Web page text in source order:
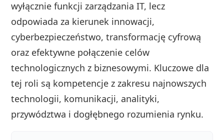
wyłącznie funkcji zarządzania IT, lecz
odpowiada za kierunek innowacji,
cyberbezpieczeństwo, transformację cyfrową
oraz efektywne połączenie celów
technologicznych z biznesowymi. Kluczowe dla
tej roli są kompetencje z zakresu najnowszych
technologii, komunikacji, analityki,
przywództwa i dogłębnego rozumienia rynku.